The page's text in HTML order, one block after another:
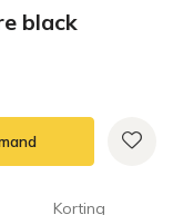
black
Korting